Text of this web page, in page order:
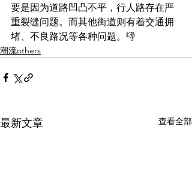
要是因为道路凹凸不平，行人路存在严
重裂缝问题。而其他街道则有着交通拥
堵、不良路况等各种问题。👎
潮流others
最新文章 查看全部